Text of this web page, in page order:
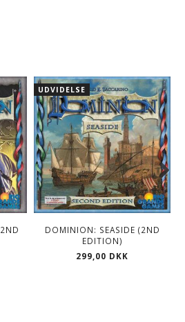
UDVIDELSE
DOMINION: SEASIDE (2ND
EDITION)
299,00 DKK